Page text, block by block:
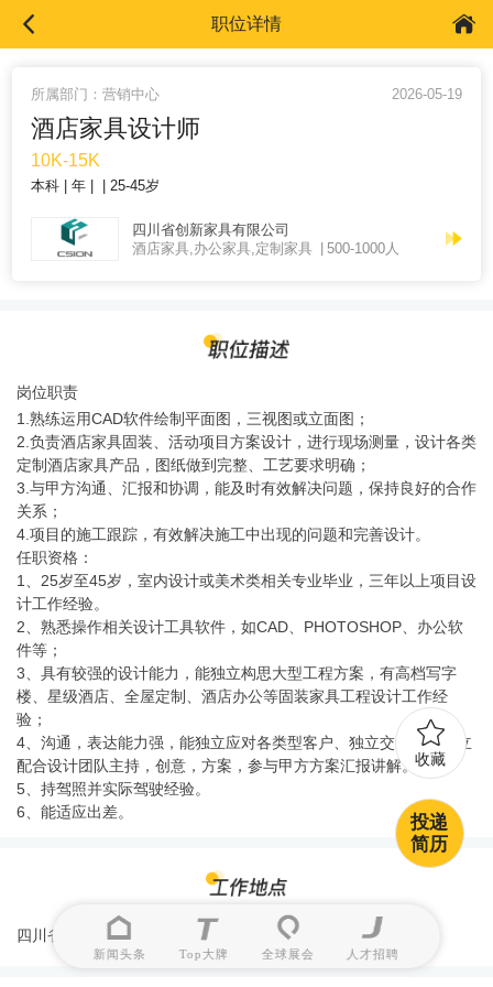
职位详情
所属部门：营销中心 2026-05-19
酒店家具设计师
10K-15K
本科 年 25-45岁
四川省创新家具有限公司
酒店家具,办公家具,定制家具
500-1000人
岗位职责
1.熟练运用CAD软件绘制平面图，三视图或立面图；
2.负责酒店家具固装、活动项目方案设计，进行现场测量，设计各类
定制酒店家具产品，图纸做到完整、工艺要求明确；
3.与甲方沟通、汇报和协调，能及时有效解决问题，保持良好的合作
关系；
4.项目的施工跟踪，有效解决施工中出现的问题和完善设计。
任职资格：
1、25岁至45岁，室内设计或美术类相关专业毕业，三年以上项目设
计工作经验。
2、熟悉操作相关设计工具软件，如CAD、PHOTOSHOP、办公软
件等；
3、具有较强的设计能力，能独立构思大型工程方案，有高档写字
楼、星级酒店、全屋定制、酒店办公等固装家具工程设计工作经
验；
4、沟通，表达能力强，能独立应对各类型客户、独立交谈；能独立
配合设计团队主持，创意，方案，参与甲方方案汇报讲解。
5、持驾照并实际驾驶经验。
6、能适应出差。
四川省-成都市崇州市新城大道3338号
新闻头条 Top大牌 全球展会 人才招聘
收藏
投递
简历